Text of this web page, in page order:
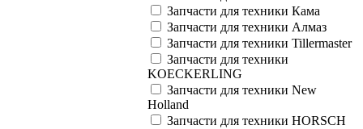
Запчасти для техники Кама
Запчасти для техники Aлмаз
Запчасти для техники Tillermaster
Запчасти для техники
KOECKERLING
Запчасти для техники New
Holland
Запчасти для техники HORSCH